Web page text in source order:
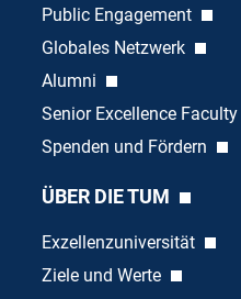
Public Engagement
Globales Netzwerk
Alumni
Senior Excellence Faculty
Spenden und Fördern
ÜBER DIE TUM
Exzellenzuniversität
Ziele und Werte